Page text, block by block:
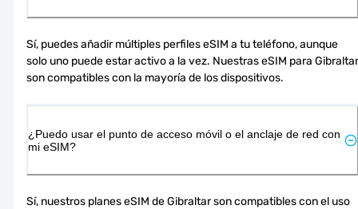
Sí, puedes añadir múltiples perfiles eSIM a tu teléfono, aunque
solo uno puede estar activo a la vez. Nuestras eSIM para Gibraltar
son compatibles con la mayoría de los dispositivos.
¿Puedo usar el punto de acceso móvil o el anclaje de red con
mi eSIM?
Sí, nuestros planes eSIM de Gibraltar son compatibles con el uso